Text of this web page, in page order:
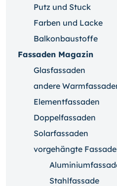
Putz und Stuck
Farben und Lacke
Balkonbaustoffe
Fassaden Magazin
Glasfassaden
andere
Elementfassaden
Doppelfassaden
Solarfassaden
vorgehängte
Stahlfassade